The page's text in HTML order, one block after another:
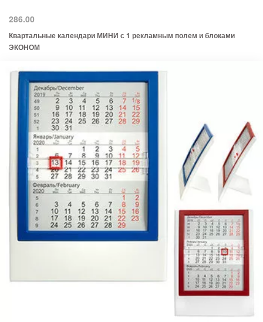
286.00
Квартальные календари МИНИ с 1 рекламным полем и блоками
ЭКОНОМ